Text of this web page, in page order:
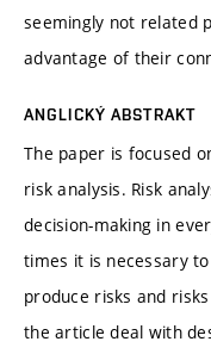
seemingly not related
advantage of their
ANGLICKÝ ABSTRAKT
The paper is focused
risk analysis. Risk
decision-making in
times it is necessary
produce risks and
the article deal with